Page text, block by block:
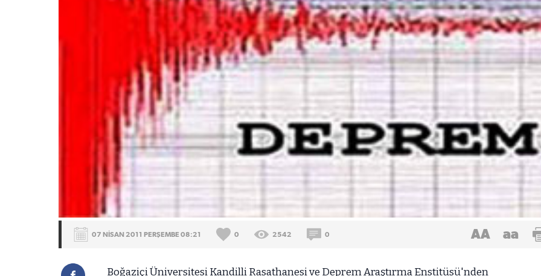
07 NİSAN 2011 PERŞEMBE 08:21 0 2542 0 AA aa
Boğaziçi Üniversitesi Kandilli Rasathanesi ve Deprem Araştırma Enstitüsü'nden